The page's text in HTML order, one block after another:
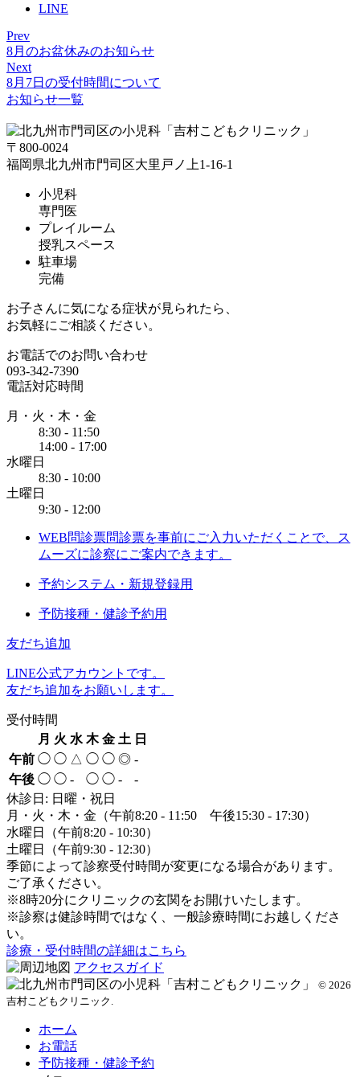
LINE
Prev
8月のお盆休みのお知らせ
Next
8月7日の受付時間について
お知らせ一覧
〒800-0024
福岡県北九州市門司区大里戸ノ上1-16-1
小児科
専門医
プレイルーム
授乳スペース
駐車場
完備
お子さんに気になる症状が見られたら、
お気軽にご相談ください。
お電話でのお問い合わせ
093-342-7390
電話対応時間
月・火・木・金
8:30 - 11:50
14:00 - 17:00
水曜日
8:30 - 10:00
土曜日
9:30 - 12:00
WEB問診票問診票を事前にご入力いただくことで、ス
ムーズに診察にご案内できます。
予約システム・新規登録用
予防接種・健診予約用
友だち追加
LINE公式アカウントです。
友だち追加をお願いします。
受付時間
月 火 水 木 金 土 日
午前 ◯ ◯ △ ◯ ◯ ◎ -
午後 ◯ ◯ - ◯ ◯ -
-
休診日: 日曜・祝日
月・火・木・金（午前8:20 - 11:50 午後15:30 - 17:30）
水曜日（午前8:20 - 10:30）
土曜日（午前9:30 - 12:30）
季節によって診察受付時間が変更になる場合があります。
ご了承ください。
※8時20分にクリニックの玄関をお開けいたします。
※診察は健診時間ではなく、一般診療時間にお越しくださ
い。
診療・受付時間の詳細はこちら
アクセスガイド
© 2026
吉村こどもクリニック.
ホーム
お電話
予防接種・健診予約